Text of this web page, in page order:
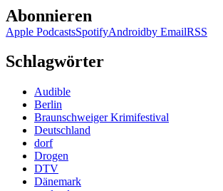
Abonnieren
Apple PodcastsSpotifyAndroidby EmailRSS
Schlagwörter
Audible
Berlin
Braunschweiger Krimifestival
Deutschland
dorf
Drogen
DTV
Dänemark